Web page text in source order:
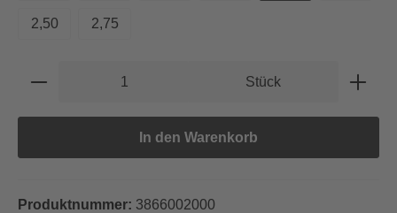
2,50 2,75
Produkt Anzahl: Gib den gewünschten
Stück
In den Warenkorb
Produktnummer: 3866002000